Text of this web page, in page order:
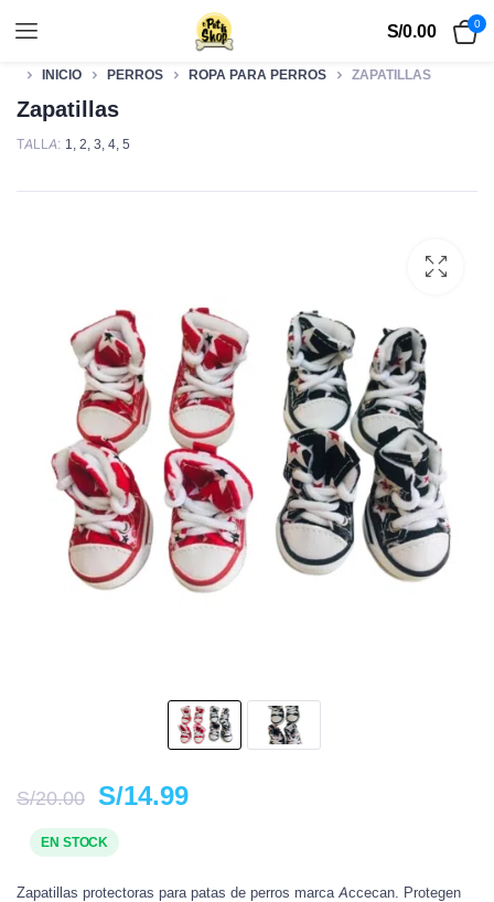
S/0.00 0
INICIO PERROS ROPA PARA PERROS ZAPATILLAS
Zapatillas
TALLA 1, 2, 3, 4, 5
S/20.00 S/14.99
EN STOCK
Zapatillas protectoras para patas de perros marca Accecan. Protegen